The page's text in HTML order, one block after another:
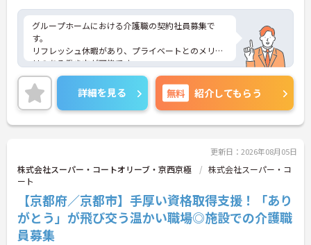
グループホームにおける介護職の契約社員募集で
す。
リフレッシュ休暇があり、プライベートとのメリハ
リのある働き方が可能です。
また研修制度や正社員登用制度もあり働きながらス
キルアップが目指せる環境です。
ご興味のある方には、面接対策ポイントなど、さら
に詳細をご案内しますのでお気軽にご相談くださ
い！
詳細を見る 無料 紹介してもらう
更新日：2026年08月05日
株式会社スーパー・コートオリーブ・京西京極
株式会社スーパー・コ
ート
【京都府／京都市】手厚い資格取得支援！「あり
がとう」が飛び交う温かい職場◎施設での介護職
員募集